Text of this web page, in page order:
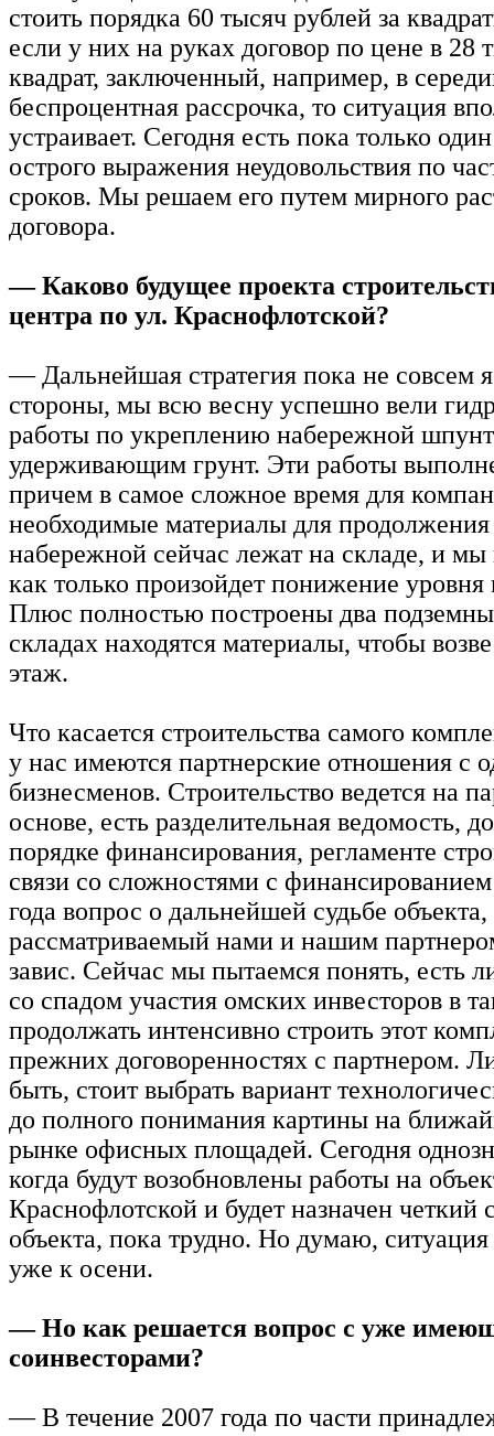
стоить порядка 60 тысяч рублей за
если у них на руках договор по цене в 28
квадрат, заключенный, например, в
беспроцентная рассрочка, то ситуация
устраивает. Сегодня есть пока только
острого выражения неудовольствия по
сроков. Мы решаем его путем мирного
договора.
— Каково будущее проекта
центра по ул. Краснофлотской?
— Дальнейшая стратегия пока не совсем
стороны, мы всю весну успешно вели
работы по укреплению набережной
удерживающим грунт. Эти работы
причем в самое сложное время для
необходимые материалы для продолжения
набережной сейчас лежат на складе, и
как только произойдет понижение
Плюс полностью построены два
складах находятся материалы, чтобы
этаж.
Что касается строительства самого
у нас имеются партнерские отношения с
бизнесменов. Строительство ведется на
основе, есть разделительная ведомость,
порядке финансирования, регламенте
связи со сложностями с
года вопрос о дальнейшей судьбе объекта,
рассматриваемый нами и нашим
завис. Сейчас мы пытаемся понять, есть
со спадом участия омских инвесторов в
продолжать интенсивно строить этот
прежних договоренностях с партнером.
быть, стоит выбрать вариант
до полного понимания картины на
рынке офисных площадей. Сегодня
когда будут возобновлены работы на
Краснофлотской и будет назначен четкий
объекта, пока трудно. Но думаю, ситуация
уже к осени.
— Но как решается вопрос с уже
соинвесторами?
— В течение 2007 года по части